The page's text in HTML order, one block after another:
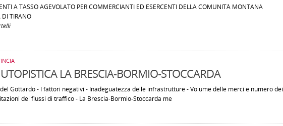
A TASSO AGEVOLATO PER COMMERCIANTI ED ESERCENTI DELLA COMUNITÀ MONTANA
DI TIRANO
LA BRESCIA-BORMIO-STOCCARDA
Gottardo - I fattori negativi - Inadeguatezza delle infrastrutture - Volume delle merci e numero dei
dei flussi di traffico - La Brescia-Bormio-Stoccarda me